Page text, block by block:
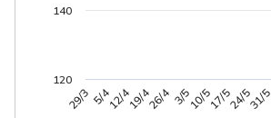
29/3 10/5
5/412/419/426/4 3/5 17/524/531/5
140
120